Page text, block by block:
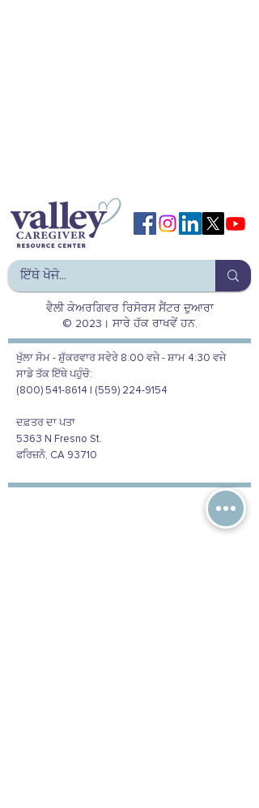
ਵੈਲੀ ਕੇਅਰਗਿਵਰ ਰਿਸੋਰਸ ਸੈਂਟਰ ਦੁਆਰਾ
© 2023। ਸਾਰੇ ਹੱਕ ਰਾਖਵੇਂ ਹਨ.
ਖੁੱਲਾ ਸੋਮ - ਸ਼ੁੱਕਰਵਾਰ ਸਵੇਰੇ 8:00 ਵਜੇ - ਸ਼ਾਮ 4:30 ਵਜੇ
ਸਾਡੇ ਤੱਕ ਇੱਥੇ ਪਹੁੰਚੋ:
(800) 541-8614 | (559) 224-9154
ਦਫ਼ਤਰ ਦਾ ਪਤਾ
5363 N Fresno St.
ਫਰਿਜ਼ਨੋ, CA 93710